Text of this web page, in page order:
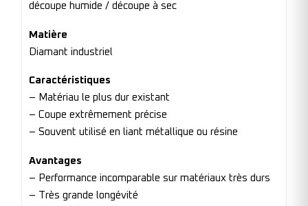
découpe humide / découpe à sec
Matière
Diamant industriel
Caractéristiques
– Matériau le plus dur existant
– Coupe extrêmement précise
– Souvent utilisé en liant métallique ou résine
Avantages
– Performance incomparable sur matériaux très durs
– Très grande longévité